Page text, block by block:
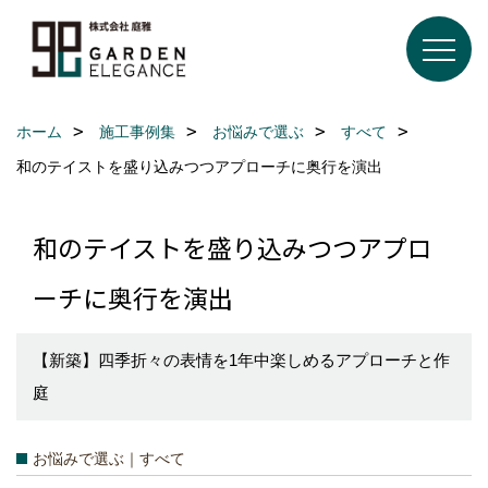
ホーム 施工事例集 お悩みで選ぶ
すべて
和のテイストを盛り込みつつアプローチに奥行を演出
和のテイストを盛り込みつつアプロ
ーチに奥行を演出
【新築】四季折々の表情を1年中楽しめるアプローチと作
庭
お悩みで選ぶ｜すべて